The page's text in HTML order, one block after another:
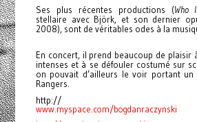
Ses plus récentes productions (Who
stellaire avec Björk, et son dernier
2008), sont de véritables odes à la
En concert, il prend beaucoup de plaisir
intenses et à se défouler costumé sur
on pouvait d’ailleurs le voir portant un
Rangers.
http://
www.myspace.com/bogdanraczynski